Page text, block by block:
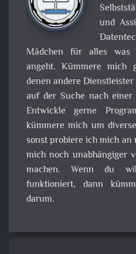
und
Mädchen für alles was
angeht. Kümmere mich
denen andere
auf der Suche nach
Entwickle gerne
kümmere mich um
sonst probiere ich mich an
mich noch unabhängiger
machen. Wenn du
funktioniert, dann
darum.